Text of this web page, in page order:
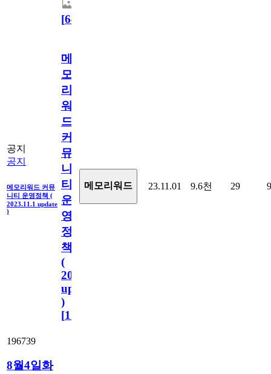
[64
공지
공지
메모리워드 커뮤
니티 운영정책 (
2023.11.1 update
)
메
모
리
워
드
커
뮤
니
티
운
영
정
책
(
2023.11.1
update
)
[110
메모리워드 23.11.01 9.6천 29 9
196739
8월4일화